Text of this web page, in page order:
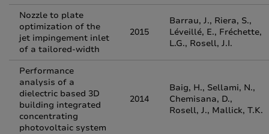
Nozzle to plate
optimization of the
jet impingement inlet
of a tailored-width
2015
Barrau, J., Riera, S.,
Léveillé, E., Fréchette,
L.G., Rosell, J.I.
Performance
analysis of a
dielectric based 3D
building integrated
concentrating
photovoltaic system
2014
Baig, H., Sellami, N.,
Chemisana, D.,
Rosell, J., Mallick, T.K.